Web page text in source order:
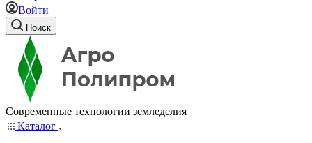
Войти
Поиск
Современные технологии земледелия
Каталог